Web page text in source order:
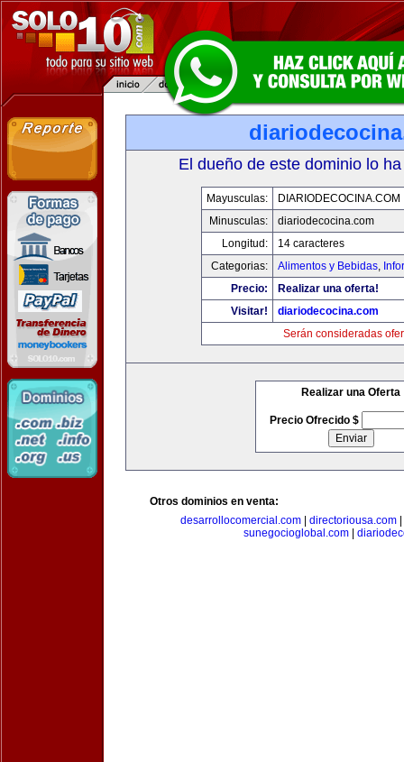
El dueño de este dominio lo
Mayusculas:
DIARIODECOCINA.COM
Minusculas:
diariodecocina.com
Longitud:
14 caracteres
Categorias:
Alimentos y Bebidas,
Precio:
Realizar una oferta!
Visitar!
diariodecocina.com
Serán consideradas
Realizar una Oferta
Precio Ofrecido $
Otros dominios en venta:
desarrollocomercial.com
directoriousa.com
sunegocioglobal.com|